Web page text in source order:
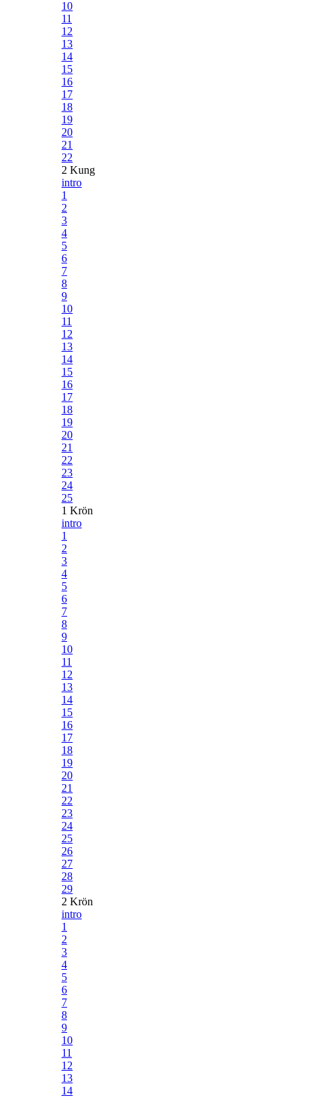
10
11
12
13
14
15
16
17
18
19
20
21
22
2 Kung
intro
1
2
3
4
5
6
7
8
9
10
11
12
13
14
15
16
17
18
19
20
21
22
23
24
25
1 Krön
intro
1
2
3
4
5
6
7
8
9
10
11
12
13
14
15
16
17
18
19
20
21
22
23
24
25
26
27
28
29
2 Krön
intro
1
2
3
4
5
6
7
8
9
10
11
12
13
14